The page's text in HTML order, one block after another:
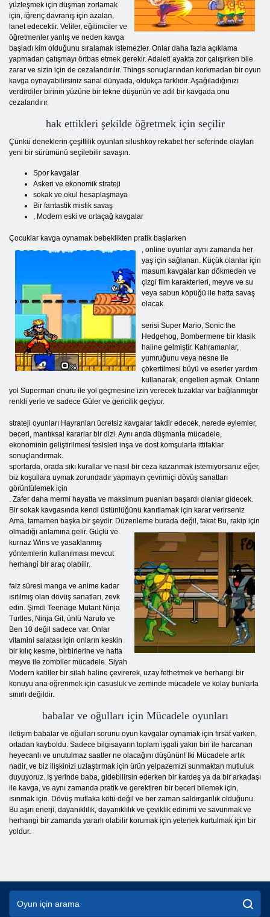
yüzleşmek için düşman zorlamak
için, iğrenç davranış için azalan,
lanet edecektir. Veliler, eğitimciler ve
öğretmenler yanlış ve neden kavga
başladı kim olduğunu sıralamak istemezler. Onlar daha fazla açıklama
yapmadan çatışmayı örtbas etmek gerekir. Adaleti ayakta zor çalışırken bile
zarar ve sizin için de cezalandırılır. Things sonuçlarından korkmadan bir oyun
kavga oynayabilirsiniz sanal dünyada, oldukça farklıdır. Aşağıladığınızı
verdirdiler birinin yüzüne bir tekne düşünün ve adil bir kavgada onu
cezalandırır.
hak ettikleri şekilde öğretmek için seçilir
Çünkü deneklerin çeşitlilik oyunları silushkoy rekabet her seferinde olayları
yeni bir sürümünü seçilebilir savaşın.
Spor kavgalar
Askeri ve ekonomik strateji
sokak ve okul hesaplaşmaya
Bir fantastik mistik savaş
, Modern eski ve ortaçağ kavgalar
Çocuklar kavga oynamak bebeklikten pratik başlarken
, online oyunlar aynı zamanda her
yaş için sağlanan. Küçük olanlar için
masum kavgalar kan dökmeden ve
çizgi film karakterleri, meyve ve su
veya sabun köpüğü ile hatta savaş
olacak.
serisi Super Mario, Sonic the
Hedgehog, Bombermene bir klasik
haline gelmiştir. Kahramanlar,
yumruğunu veya nesne ile
çökertilmesi büyü ve eserler yardım
kullanarak, engelleri aşmak. Onların
yol Superman onuru ile yol geçmesine izin verecek tuzaklar var bağlanmıştır
renkli yerle ve sadece Güler ve gericilik geçiyor.
strateji oyunları Hayranları ücretsiz kavgalar takdir edecek, nerede eylemler,
beceri, mantıksal kararlar bir dizi. Aynı anda düşmanla mücadele,
ekonominin geliştirilmesi tesisleri inşa ve dost komşularla ittifaklar
sonuçlandırmak.
sporlarda, orada sıkı kurallar ve nasıl bir ceza kazanmak istemiyorsanız eğer,
biz koşullara uymak zorundadır yapmayın çevrimiçi dövüş sanatları
görüntülemek için
. Zafer daha mermi hayatta ve maksimum puanları başardı olanlar gidecek.
Bir sokak kavgasında kendi üstünlüğünü kanıtlamak için karar verirseniz
Ama, tamamen başka bir şeydir. Düzenleme burada değil, fakat Bu, rakip için
olmadığı anlamına gelir. Güçlü ve
kurnaz Wins ve yasaklanmış
yöntemlerin kullanılması mevcut
herhangi bir araç olabilir.
faiz süresi manga ve anime kadar
ısıtılmış olan dövüş sanatları, zevk
edin. Şimdi Teenage Mutant Ninja
Turtles, Ninja Git, ünlü Naruto ve
Ben 10 değil sadece var. Onlar
vitamini salatası için onların keskin
bir kılıç kesme, birbirlerine ve hatta
meyve ile zombiler mücadele. Siyah
Modern katiller bir silah haline çevirerek, uzay fethetmek ve herhangi bir
konuyu ana öğrenmek için casusluk ve zeminde mücadele ve kolay bunlarla
sınırlı değildir.
babalar ve oğulları için Mücadele oyunları
iletişim babalar ve oğulları sorunu oyun kavgalar oynamak için fırsat varken,
ortadan kayboldu. Sadece bilgisayarın toplam işgali yakın biri ile harcanan
heyecanlı ve unutulmaz saatler ne olacağını düşünün! Iki Mücadele artık
nadir, ve biz ilişkinizi uzlaştırmak için ürün yelpazemizi sunmaktan mutluluk
duyuyoruz. Iş yerinde baba, gidebilirsin ederken bir kardeş ya da bir arkadaşı
ile kavga, ve aynı zamanda pratik ve gerektiren bir beceri bilemek için,
ısınmak için. Dövüş mutlaka kötü değil ve her zaman saldırganlık olduğunu.
Bu aşırı enerji, dayanıklılık, dayanıklılık ve çeviklik edinimi ve savunmak ve
herhangi bir zamanda yararlı olabilir korumak için yetenek kurtulmak için bir
yoldur.